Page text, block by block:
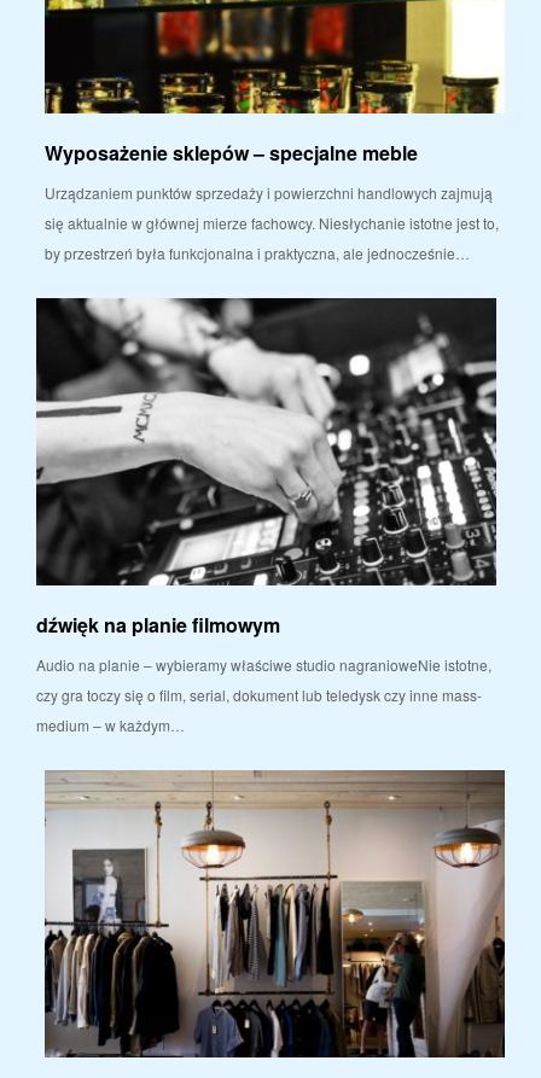
Wyposażenie sklepów – specjalne meble
Urządzaniem punktów sprzedaży i powierzchni handlowych zajmują
się aktualnie w głównej mierze fachowcy. Niesłychanie istotne jest to,
by przestrzeń była funkcjonalna i praktyczna, ale jednocześnie…
dźwięk na planie filmowym
Audio na planie – wybieramy właściwe studio nagranioweNie istotne,
czy gra toczy się o film, serial, dokument lub teledysk czy inne mass-
medium – w każdym…